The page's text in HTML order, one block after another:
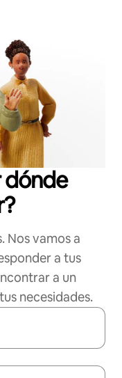
dónde
Nos vamos a
a tus
a un
necesidades.